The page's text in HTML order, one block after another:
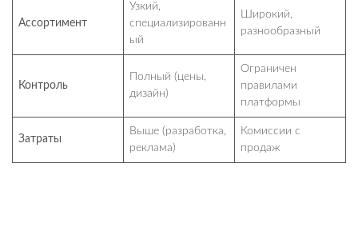
Ассортимент
Узкий,
специализированн
ый
Широкий,
разнообразный
Контроль
Полный (цены,
дизайн)
Ограничен
правилами
платформы
Затраты
Выше (разработка,
реклама)
Комиссии с
продаж